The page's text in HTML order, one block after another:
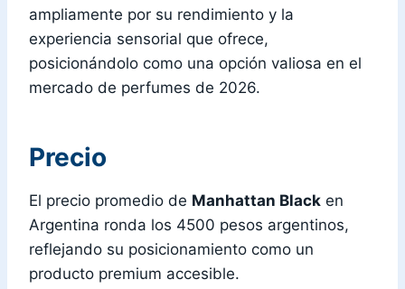
ampliamente por su rendimiento y la
experiencia sensorial que ofrece,
posicionándolo como una opción valiosa en el
mercado de perfumes de 2026.
Precio
El precio promedio de Manhattan Black en
Argentina ronda los 4500 pesos argentinos,
reflejando su posicionamiento como un
producto premium accesible.